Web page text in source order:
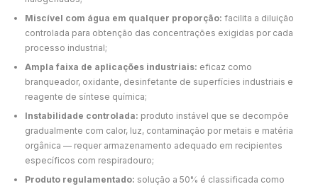
Miscível com água em qualquer proporção: facilita a diluição
controlada para obtenção das concentrações exigidas por cada
processo industrial;
Ampla faixa de aplicações industriais: eficaz como
branqueador, oxidante, desinfetante de superfícies industriais e
reagente de síntese química;
Instabilidade controlada: produto instável que se decompõe
gradualmente com calor, luz, contaminação por metais e matéria
orgânica — requer armazenamento adequado em recipientes
específicos com respiradouro;
Produto regulamentado: solução a 50% é classificada como